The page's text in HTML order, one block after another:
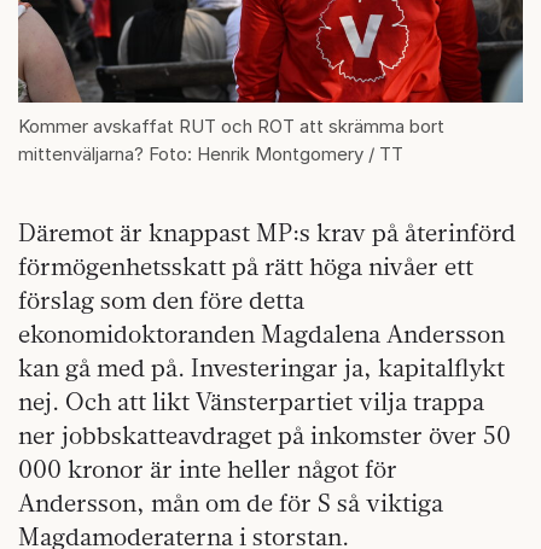
Kommer avskaffat RUT och ROT att skrämma bort
mittenväljarna? Foto: Henrik Montgomery / TT
Däremot är knappast MP:s krav på återinförd
förmögenhetsskatt på rätt höga nivåer ett
förslag som den före detta
ekonomidoktoranden Magdalena Andersson
kan gå med på. Investeringar ja, kapitalflykt
nej. Och att likt Vänsterpartiet vilja trappa
ner jobbskatteavdraget på inkomster över 50
000 kronor är inte heller något för
Andersson, mån om de för S så viktiga
Magdamoderaterna i storstan.